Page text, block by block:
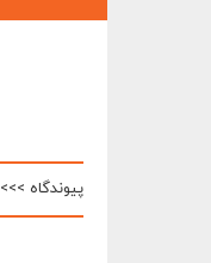
پیوندگاه >>>